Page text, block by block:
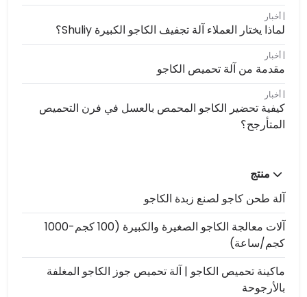
أخبار
لماذا يختار العملاء آلة تجفيف الكاجو الكبيرة Shuliy؟
أخبار
مقدمة من آلة تحميص الكاجو
أخبار
كيفية تحضير الكاجو المحمص بالعسل في فرن التحميص
المتأرجح؟
منتج
آلة طحن كاجو لصنع زبدة الكاجو
آلات معالجة الكاجو الصغيرة والكبيرة (100 كجم-1000
كجم/ساعة)
ماكينة تحميص الكاجو | آلة تحميص جوز الكاجو المغلفة
بالأرجوحة